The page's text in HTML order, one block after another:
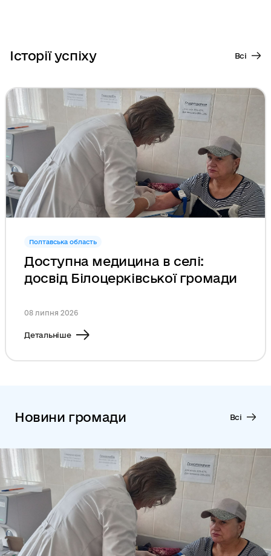
Історії успіху Всі
Полтавська область
Доступна медицина в селі:
досвід Білоцерківської громади
08 липня 2026
Детальніше
Новини громади Всі